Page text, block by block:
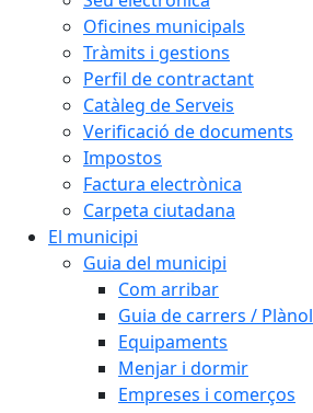
Oficines municipals
Tràmits i gestions
Perfil de contractant
Catàleg de Serveis
Verificació de documents
Impostos
Factura electrònica
Carpeta ciutadana
El municipi
Guia del municipi
Com arribar
Guia de carrers / Plànol
Equipaments
Menjar i dormir
Empreses i comerços